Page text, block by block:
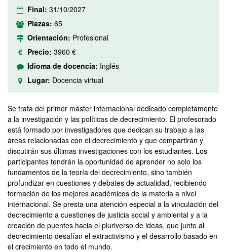
Final: 31/10/2027
Plazas: 65
Orientación: Profesional
Precio: 3960 €
Idioma de docencia: Inglés
Lugar: Docencia virtual
Se trata del primer máster internacional dedicado completamente
a la investigación y las políticas de decrecimiento. El profesorado
está formado por investigadores que dedican su trabajo a las
áreas relacionadas con el decrecimiento y que compartirán y
discutirán sus últimas investigaciones con los estudiantes. Los
participantes tendrán la oportunidad de aprender no solo los
fundamentos de la teoría del decrecimiento, sino también
profundizar en cuestiones y debates de actualidad, recibiendo
formación de los mejores académicos de la materia a nivel
internacional. Se presta una atención especial a la vinculación del
decrecimiento a cuestiones de justicia social y ambiental y a la
creación de puentes hacia el pluriverso de ideas, que junto al
decrecimiento desafían el extractivismo y el desarrollo basado en
el crecimiento en todo el mundo.